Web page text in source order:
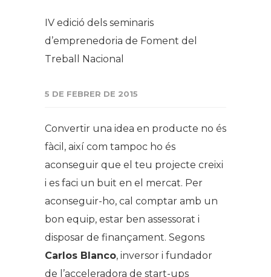
IV edició dels seminaris
d’emprenedoria de Foment del
Treball Nacional
5 DE FEBRER DE 2015
Convertir una idea en producte no és
fàcil, així com tampoc ho és
aconseguir que el teu projecte creixi
i es faci un buit en el mercat. Per
aconseguir-ho, cal comptar amb un
bon equip, estar ben assessorat i
disposar de finançament. Segons
Carlos Blanco, inversor i fundador
de l’acceleradora de start-ups